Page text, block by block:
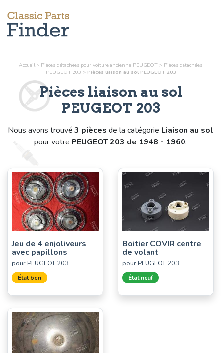
Accueil > Pièces détachées pour voiture ancienne PEUGEOT > Pièces détachées
PEUGEOT 203 > Pièces liaison au solPEUGEOT 203
Pièces liaison au sol
PEUGEOT 203
Nous avons trouvé 3 pièces de la catégorie Liaison au sol
pour votre PEUGEOT 203 de 1948 - 1960.
Jeu de 4 enjoliveurs
avec papillons
pour PEUGEOT 203
État bon
Boitier COVIR centre
de volant
pour PEUGEOT 203
État neuf